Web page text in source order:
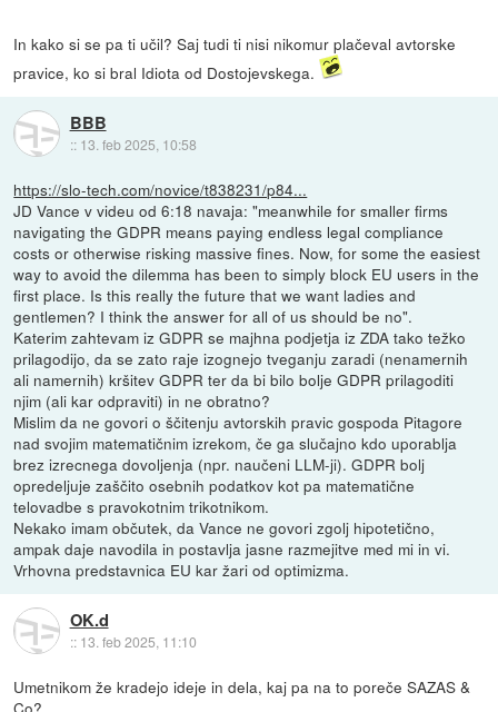
In kako si se pa ti učil? Saj tudi ti nisi nikomur plačeval avtorske
pravice, ko si bral Idiota od Dostojevskega.
BBB
:: 13. feb 2025, 10:58
https://slo-tech.com/novice/t838231/p84...
JD Vance v videu od 6:18 navaja: "meanwhile for smaller firms
navigating the GDPR means paying endless legal compliance
costs or otherwise risking massive fines. Now, for some the easiest
way to avoid the dilemma has been to simply block EU users in the
first place. Is this really the future that we want ladies and
gentlemen? I think the answer for all of us should be no".
Katerim zahtevam iz GDPR se majhna podjetja iz ZDA tako težko
prilagodijo, da se zato raje izognejo tveganju zaradi (nenamernih
ali namernih) kršitev GDPR ter da bi bilo bolje GDPR prilagoditi
njim (ali kar odpraviti) in ne obratno?
Mislim da ne govori o ščitenju avtorskih pravic gospoda Pitagore
nad svojim matematičnim izrekom, če ga slučajno kdo uporablja
brez izrecnega dovoljenja (npr. naučeni LLM-ji). GDPR bolj
opredeljuje zaščito osebnih podatkov kot pa matematične
telovadbe s pravokotnim trikotnikom.
Nekako imam občutek, da Vance ne govori zgolj hipotetično,
ampak daje navodila in postavlja jasne razmejitve med mi in vi.
Vrhovna predstavnica EU kar žari od optimizma.
OK.d
:: 13. feb 2025, 11:10
Umetnikom že kradejo ideje in dela, kaj pa na to poreče SAZAS &
Co?